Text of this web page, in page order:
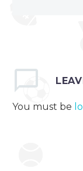
You must be